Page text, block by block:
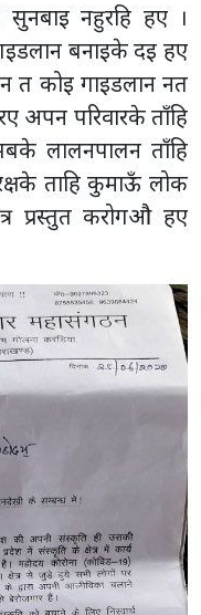
नहुरहि हए ।
बनाइके दइ हए
त कोइ गाइडलान नत
अपन परिवारके ताँहि
लालनपालन ताँहि
ताहि कुमाऊँ लोक
प्रस्तुत करोगऔ हए